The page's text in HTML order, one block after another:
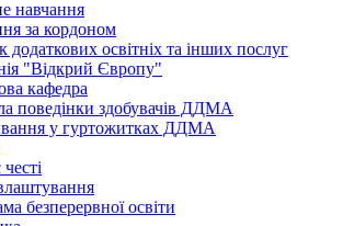
навчання
за кордоном
додаткових освітніх та інших послуг
"Відкрий Європу"
кафедра
поведінки здобувачів ДДМА
у гуртожитках ДДМА
безперервної освіти